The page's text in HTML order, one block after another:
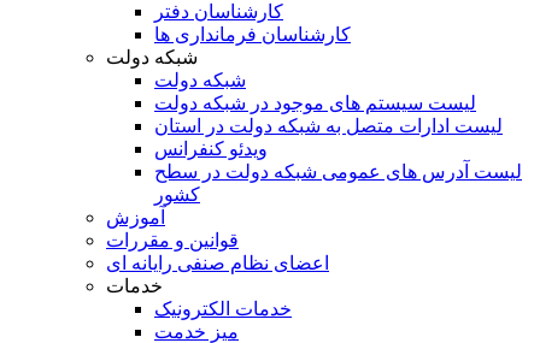
کارشناسان دفتر
کارشناسان فرمانداری ها
شبکه دولت
شبکه دولت
لیست سیستم های موجود در شبکه دولت
لیست ادارات متصل به شبکه دولت در استان
ویدئو کنفرانس
لیست آدرس های عمومی شبکه دولت در سطح
کشور
آموزش
قوانین و مقررات
اعضای نظام صنفی رایانه ای
خدمات
خدمات الکترونیک
میز خدمت